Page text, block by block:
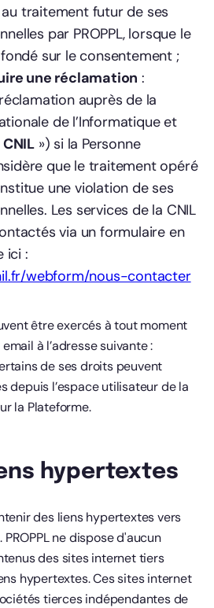
traitement futur de ses
par PROPPL, lorsque le
sur le consentement ;
une réclamation :
auprès de la
de l’Informatique et
CNIL ») si la Personne
que le traitement opéré
une violation de ses
Les services de la CNIL
via un formulaire en
ici :
webform/nous-contacter
être exercés à tout moment
à l’adresse suivante :
de ses droits peuvent
depuis l’espace utilisateur de la
la Plateforme.
hypertextes
des liens hypertextes vers
ne dispose d'aucun
des sites internet tiers
hypertextes. Ces sites internet
tierces indépendantes de